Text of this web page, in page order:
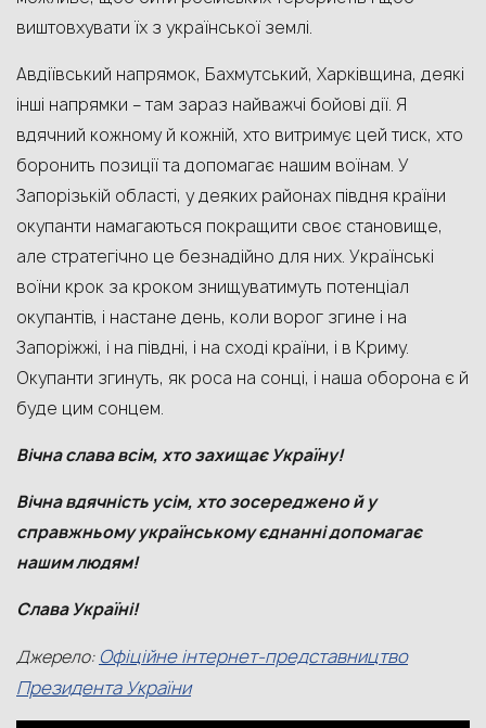
виштовхувати їх з української землі.
Авдіївський напрямок, Бахмутський, Харківщина, деякі
інші напрямки – там зараз найважчі бойові дії. Я
вдячний кожному й кожній, хто витримує цей тиск, хто
боронить позиції та допомагає нашим воїнам. У
Запорізькій області, у деяких районах півдня країни
окупанти намагаються покращити своє становище,
але стратегічно це безнадійно для них. Українські
воїни крок за кроком знищуватимуть потенціал
окупантів, і настане день, коли ворог згине і на
Запоріжжі, і на півдні, і на сході країни, і в Криму.
Окупанти згинуть, як роса на сонці, і наша оборона є й
буде цим сонцем.
Вічна слава всім, хто захищає Україну!
Вічна вдячність усім, хто зосереджено й у
справжньому українському єднанні допомагає
нашим людям!
Слава Україні!
Джерело: Офіційне інтернет-представництво
Президента України